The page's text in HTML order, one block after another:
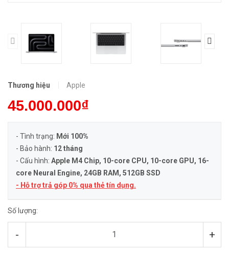
Thương hiệu Apple
45.000.000₫
- Tình trạng: Mới 100%
- Bảo hành: 12 tháng
- Cấu hình: Apple M4 Chip, 10-core CPU, 10-core GPU, 16-
core Neural Engine, 24GB RAM, 512GB SSD
- Hỗ trợ trả góp 0% qua thẻ tín dụng.
Số lượng:
- +